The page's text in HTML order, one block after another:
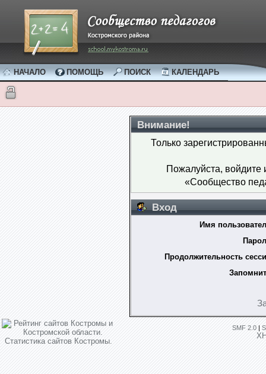
НАЧАЛО ПОМОЩЬ ПОИСК КАЛЕНДАРЬ
Внимание!
Только
Пожалуйста, войдите
«Сообщество
Вход
Имя
Продолжительность
SMF 2.0 |